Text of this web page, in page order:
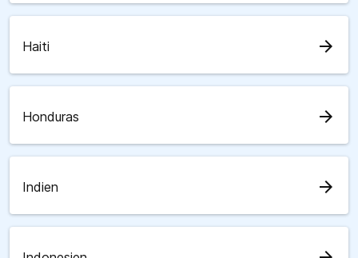
Haiti arrow_forward
Honduras arrow_forward
Indien arrow_forward